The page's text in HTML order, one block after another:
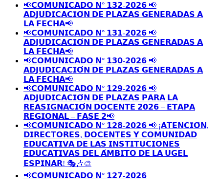
📢𝗖𝗢𝗠𝗨𝗡𝗜𝗖𝗔𝗗𝗢 𝗡° 𝟭𝟯𝟮-𝟮𝟬𝟮𝟲 📢
𝗔𝗗𝗝𝗨𝗗𝗜𝗖𝗔𝗖𝗜𝗢́𝗡 𝗗𝗘 𝗣𝗟𝗔𝗭𝗔𝗦 𝗚𝗘𝗡𝗘𝗥𝗔𝗗𝗔𝗦 𝗔
𝗟𝗔 𝗙𝗘𝗖𝗛𝗔📢
📢𝗖𝗢𝗠𝗨𝗡𝗜𝗖𝗔𝗗𝗢 𝗡° 𝟭𝟯𝟭-𝟮𝟬𝟮𝟲 📢
𝗔𝗗𝗝𝗨𝗗𝗜𝗖𝗔𝗖𝗜𝗢́𝗡 𝗗𝗘 𝗣𝗟𝗔𝗭𝗔𝗦 𝗚𝗘𝗡𝗘𝗥𝗔𝗗𝗔𝗦 𝗔
𝗟𝗔 𝗙𝗘𝗖𝗛𝗔📢
📢𝗖𝗢𝗠𝗨𝗡𝗜𝗖𝗔𝗗𝗢 𝗡° 𝟭𝟯𝟬-𝟮𝟬𝟮𝟲 📢
𝗔𝗗𝗝𝗨𝗗𝗜𝗖𝗔𝗖𝗜𝗢́𝗡 𝗗𝗘 𝗣𝗟𝗔𝗭𝗔𝗦 𝗚𝗘𝗡𝗘𝗥𝗔𝗗𝗔𝗦 𝗔
𝗟𝗔 𝗙𝗘𝗖𝗛𝗔📢
📢𝗖𝗢𝗠𝗨𝗡𝗜𝗖𝗔𝗗𝗢 𝗡° 𝟭𝟮𝟵-𝟮𝟬𝟮𝟲 📢
𝗔𝗗𝗝𝗨𝗗𝗜𝗖𝗔𝗖𝗜𝗢́𝗡 𝗗𝗘 𝗣𝗟𝗔𝗭𝗔𝗦 𝗣𝗔𝗥𝗔 𝗟𝗔
𝗥𝗘𝗔𝗦𝗜𝗚𝗡𝗔𝗖𝗜𝗢́𝗡 𝗗𝗢𝗖𝗘𝗡𝗧𝗘 𝟮𝟬𝟮𝟲 – 𝗘𝗧𝗔𝗣𝗔
𝗥𝗘𝗚𝗜𝗢𝗡𝗔𝗟 – 𝗙𝗔𝗦𝗘 𝟮📢
📢𝗖𝗢𝗠𝗨𝗡𝗜𝗖𝗔𝗗𝗢 𝗡° 𝟭𝟮𝟴-𝟮𝟬𝟮𝟲 📢 ¡𝗔𝗧𝗘𝗡𝗖𝗜𝗢́𝗡,
𝗗𝗜𝗥𝗘𝗖𝗧𝗢𝗥𝗘𝗦, 𝗗𝗢𝗖𝗘𝗡𝗧𝗘𝗦 𝗬 𝗖𝗢𝗠𝗨𝗡𝗜𝗗𝗔𝗗
𝗘𝗗𝗨𝗖𝗔𝗧𝗜𝗩𝗔 𝗗𝗘 𝗟𝗔𝗦 𝗜𝗡𝗦𝗧𝗜𝗧𝗨𝗖𝗜𝗢𝗡𝗘𝗦
𝗘𝗗𝗨𝗖𝗔𝗧𝗜𝗩𝗔𝗦 𝗗𝗘𝗟 𝗔́𝗠𝗕𝗜𝗧𝗢 𝗗𝗘 𝗟𝗔 𝗨𝗚𝗘𝗟
𝗘𝗦𝗣𝗜𝗡𝗔𝗥! 🎭🎶🎨
📢𝗖𝗢𝗠𝗨𝗡𝗜𝗖𝗔𝗗𝗢 𝗡° 𝟭𝟮𝟳-𝟮𝟬𝟮𝟲